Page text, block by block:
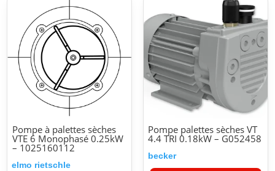
Pompe à palettes sèches
VTE 6 Monophasé 0.25kW
– 1025160112
elmo rietschle
Pompe palettes sèches VT
4.4 TRI 0.18kW – G052458
becker